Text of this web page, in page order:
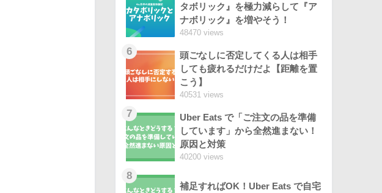
タボリック』を極力減らして『ア
ナボリック』を増やそう！
48470 views
6
頭ごなしに否定してくる人は相手
しても疲れるだけだよ【距離を置
こう】
40531 views
7
Uber Eats で「ご注文の品を準備
しています」から全然進まない！
原因と対策
40200 views
8
補足すればOK！Uber Eats で自宅